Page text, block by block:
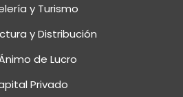
y Turismo
y Distribución
de Lucro
Privado